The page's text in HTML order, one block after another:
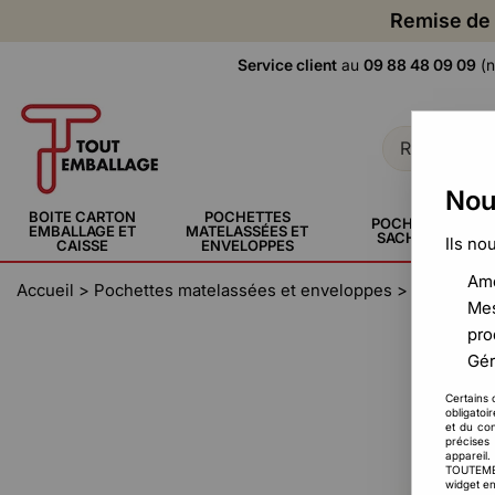
Remise
Service client au 09 88 48 09 09
BOITE CARTON
EMBALLAGE ET
CAISSE
POCHETTES
MATELASSÉES ET
ENVELOPPES
POCHETTE,
SACHERIE
Accueil > Pochettes matelassées et enveloppes > Pochette
Ils
Certains
et du
widget